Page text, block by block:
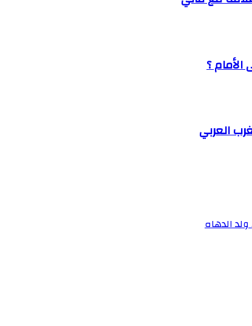
؟
العربي
الدهاه